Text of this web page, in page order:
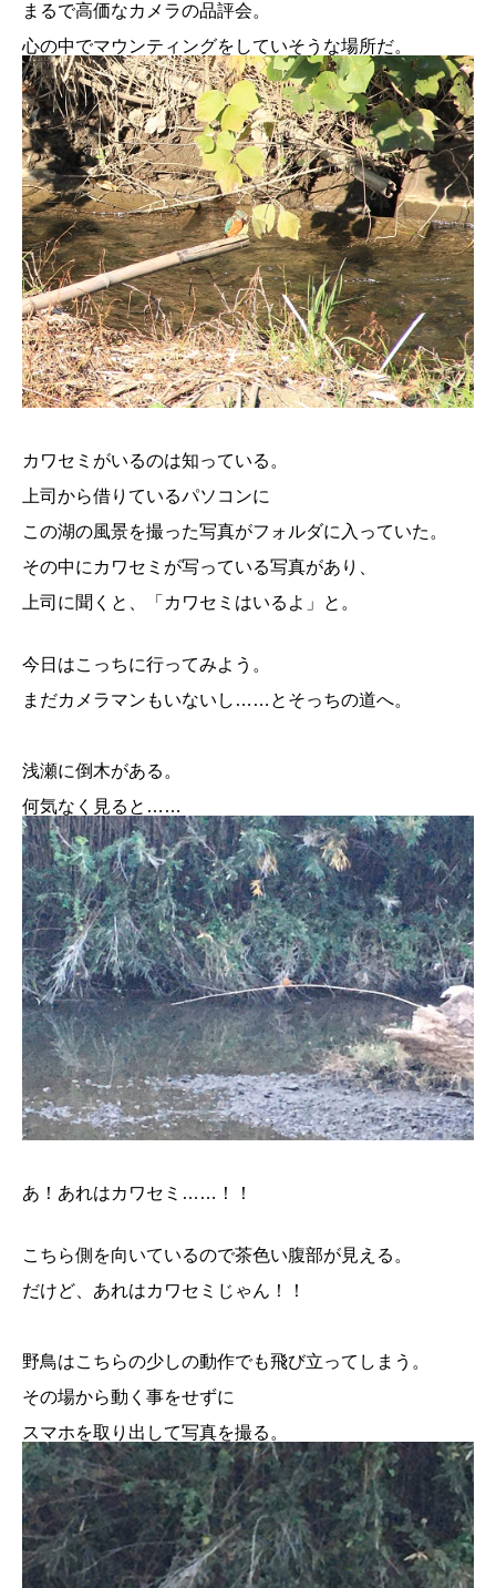
まるで高価なカメラの品評会。
心の中でマウンティングをしていそうな場所だ。
カワセミがいるのは知っている。
上司から借りているパソコンに
この湖の風景を撮った写真がフォルダに入っていた。
その中にカワセミが写っている写真があり、
上司に聞くと、「カワセミはいるよ」と。
今日はこっちに行ってみよう。
まだカメラマンもいないし……とそっちの道へ。
浅瀬に倒木がある。
何気なく見ると……
あ！あれはカワセミ……！！
こちら側を向いているので茶色い腹部が見える。
だけど、あれはカワセミじゃん！！
野鳥はこちらの少しの動作でも飛び立ってしまう。
その場から動く事をせずに
スマホを取り出して写真を撮る。